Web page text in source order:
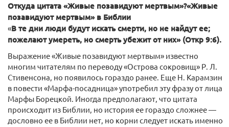
Откуда цитата «Живые позавидуют мертвым»?«Живые
позавидуют мертвым» в Библии
«В те дни люди будут искать смерти, но не найдут ее;
пожелают умереть, но смерть убежит от них» (Откр 9:6).
Выражение «Живые позавидуют мертвым» известно
многим читателям по переводу «Острова сокровищ» Р. Л.
Стивенсона, но появилось гораздо ранее. Еще Н. Карамзин
в повести «Марфа-посадница» употребил эту фразу от лица
Марфы Борецкой. Иногда предполагают, что цитата
происходит из Библии, но история ее гораздо сложнее —
дословно ее в Библии нет, но корни следует искать именно